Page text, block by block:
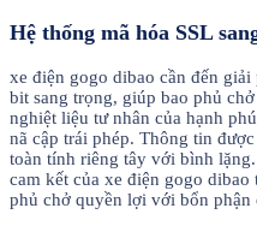
Hệ thống mã hóa SSL
xe điện gogo dibao cần đến giải
bit sang trọng, giúp bao phủ
nghiệt liệu tư nhân của hạnh
nã cập trái phép. Thông tin
toàn tính riêng tây với bình
cam kết của xe điện gogo
phủ chở quyền lợi với bổn phận